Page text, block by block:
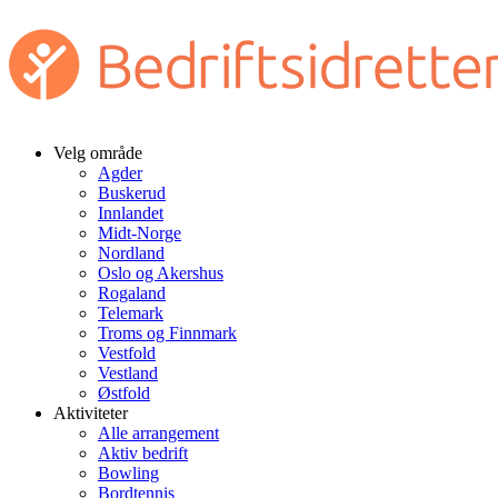
Velg område
Agder
Buskerud
Innlandet
Midt-Norge
Nordland
Oslo og Akershus
Rogaland
Telemark
Troms og Finnmark
Vestfold
Vestland
Østfold
Aktiviteter
Alle arrangement
Aktiv bedrift
Bowling
Bordtennis